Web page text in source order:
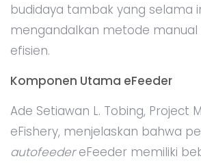
budidaya tambak yang selama
mengandalkan metode manual
efisien.
Komponen Utama eFeeder
Ade Setiawan L. Tobing, Project
eFishery, menjelaskan bahwa
autofeedereFeeder memiliki